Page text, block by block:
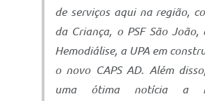
de serviços aqui na região,
da Criança, o PSF São João,
Hemodiálise, a UPA em
o novo CAPS AD. Além
uma ótima notícia a